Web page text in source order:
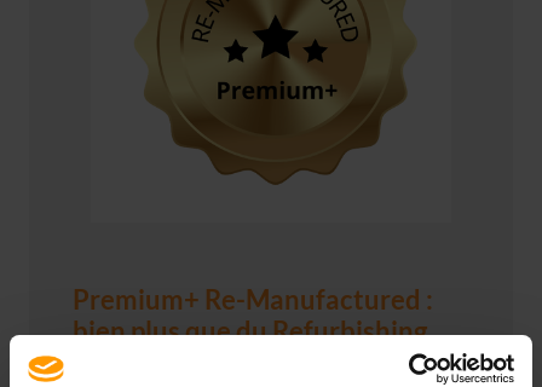
Premium+ Re-Manufactured :
bien plus que du Refurbishing